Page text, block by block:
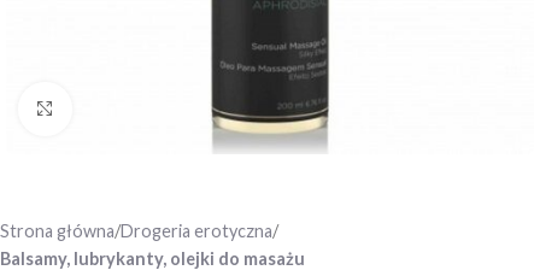
Strona główna Drogeria erotyczna
Balsamy, lubrykanty, olejki do masażu